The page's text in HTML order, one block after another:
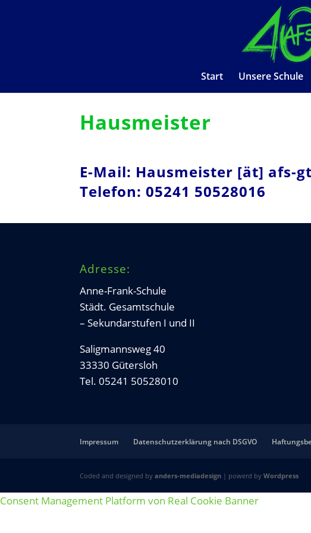
Start Unsere Schule
Hausmeister
E-Mail: Hausmeister [ät] afs-
Telefon: 05241 50528016
Adresse:
Anne-Frank-Schule
Städt. Gesamtschule
– Sekundarstufen I und II
Saligmannsweg 40
33330 Gütersloh
Tel. 05241 50528010
Impressum Datenschutzerklärung nach DSGVO
Coded and designed byanders-mediadesign | powerd byWordpress
Consent Management Platform von Real Cookie Banner